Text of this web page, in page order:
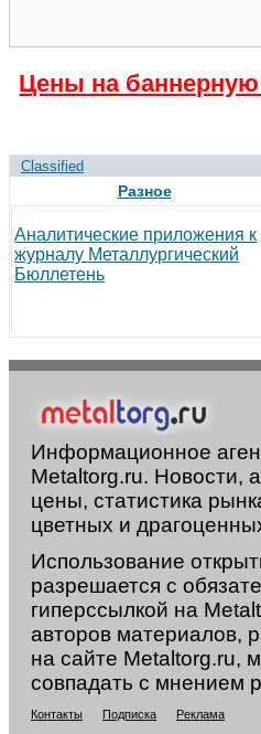
Цены на
Classified
Разное
Аналитические приложения к
журналу Металлургический
Бюллетень
Информационное
Metaltorg.ru. Новости,
цены, статистика
цветных и
Использование
разрешается с
гиперссылкой на
авторов материалов,
на сайте Metaltorg.ru,
совпадать с мнением
Контакты Подписка Реклама